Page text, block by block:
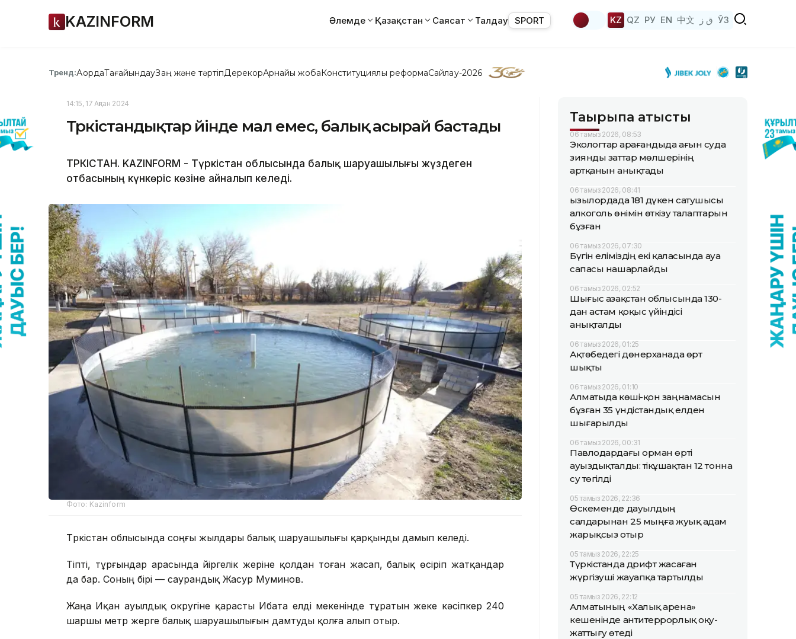
KAZINFORM Әлемде Қазақстан Саясат Талдау SPORT KZ QZ РУ EN 中文 ق ز ЎЗ
Тренд:АқордаТағайындауЗаң және тәртіпДерекқорАрнайы жобаКонституциялық реформаСайлау-2026
14:15, 17 Ақпан 2024
Түркістандықтар үйінде мал емес, балық асырай бастады
ТҮРКІСТАН. KAZINFORM - Түркістан облысында балық шаруашылығы жүздеген
отбасының күнкөріс көзіне айналып келеді.
Фото: Kazinform
Түркістан облысында соңғы жылдары балық шаруашылығы қарқынды дамып келеді.
Тіпті, тұрғындар арасында үйіргелік жеріне қолдан тоған жасап, балық өсіріп жатқандар
да бар. Соның бірі — саурандық Жасур Муминов.
Жаңа Иқан ауылдық округіне қарасты Ибата елді мекенінде тұратын жеке кәсіпкер 240
шаршы метр жерге балық шаруашылығын дамтуды қолға алып отыр.
Тақырыпқа қатысты
06 тамыз 2026, 08:53
Экологтар Қарағандыда ағын суда
зиянды заттар мөлшерінің
артқанын анықтады
06 тамыз 2026, 08:41
Қызылордада 181 дүкен сатушысы
алкоголь өнімін өткізу талаптарын
бұзған
06 тамыз 2026, 07:30
Бүгін еліміздің екі қаласында ауа
сапасы нашарлайды
06 тамыз 2026, 02:52
Шығыс Қазақстан облысында 130-
дан астам қоқыс үйіндісі
анықталды
06 тамыз 2026, 01:25
Ақтөбедегі дөнерханада өрт
шықты
06 тамыз 2026, 01:10
Алматыда көші-қон заңнамасын
бұзған 35 үндістандық елден
шығарылды
06 тамыз 2026, 00:31
Павлодардағы орман өрті
ауыздықталды: тікұшақтан 12 тонна
су төгілді
05 тамыз 2026, 22:36
Өскеменде дауылдың
салдарынан 25 мыңға жуық адам
жарықсыз отыр
05 тамыз 2026, 22:25
Түркістанда дрифт жасаған
жүргізуші жауапқа тартылды
05 тамыз 2026, 22:12
Алматының «Халық арена»
кешенінде антитеррорлық оқу-
жаттығу өтеді